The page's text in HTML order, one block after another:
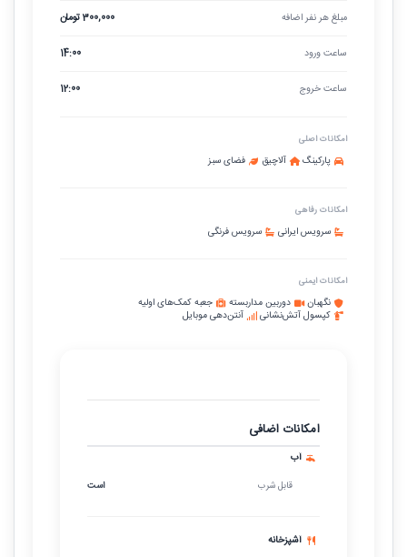
مبلغ هر نفر اضافه 300,000 تومان
ساعت ورود 14:00
ساعت خروج 12:00
امکانات اصلی
پارکینگ آلاچیق فضای سبز
امکانات رفاهی
سرویس ایرانی سرویس فرنگی
امکانات ایمنی
نگهبان دوربین مداربسته
جعبه کمک‌های اولیه
کپسول آتش‌نشانی
آنتن‌دهی موبایل
امکانات اضافی
آب
قابل شرب است
آشپزخانه